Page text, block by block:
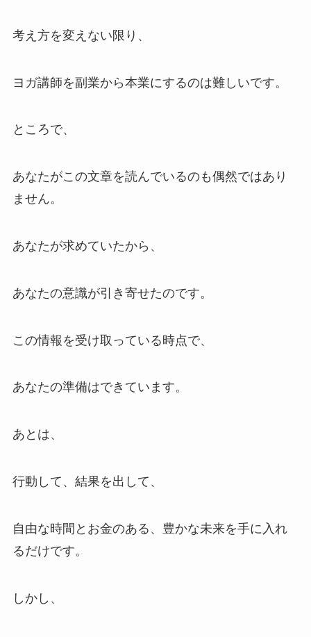
考え方を変えない限り、
ヨガ講師を副業から本業にするのは難しいです。
ところで、
あなたがこの文章を読んでいるのも偶然ではあり
ません。
あなたが求めていたから、
あなたの意識が引き寄せたのです。
この情報を受け取っている時点で、
あなたの準備はできています。
あとは、
行動して、結果を出して、
自由な時間とお金のある、豊かな未来を手に入れ
るだけです。
しかし、